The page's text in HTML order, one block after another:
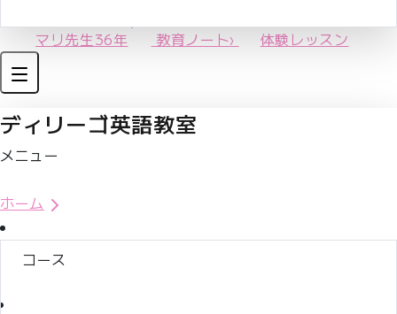
マリ先生36年 教育ノート› 体験レッスン
ディリーゴ英語教室
メニュー
ホーム
コース